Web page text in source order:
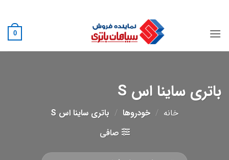
content
0
باتری ساینا اس S
خانه / خودروها / باتری ساینا اس S
صافی